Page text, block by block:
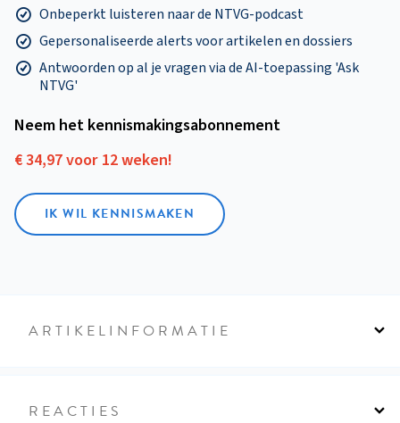
Onbeperkt luisteren naar de NTVG-podcast
Gepersonaliseerde alerts voor artikelen en dossiers
Antwoorden op al je vragen via de AI-toepassing 'Ask
NTVG'
Neem het kennismakings­abonnement
€ 34,97 voor 12 weken!
IK WIL KENNISMAKEN
ARTIKELINFORMATIE
REACTIES